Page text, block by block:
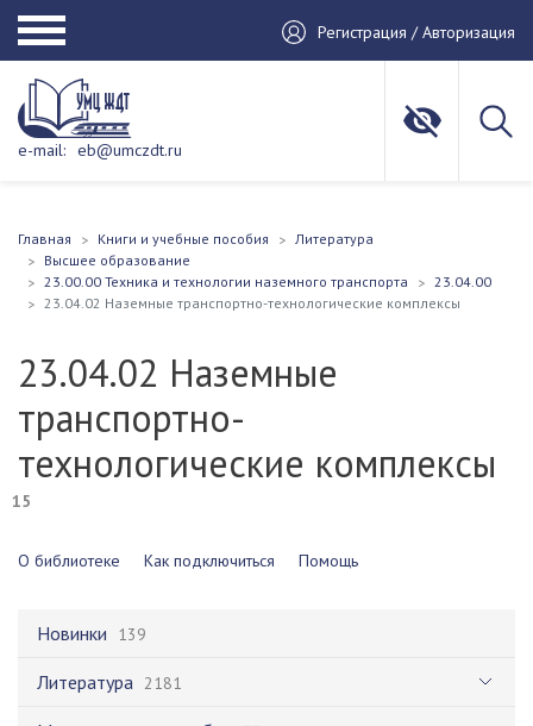
Регистрация / Авторизация
e-mail: eb@umczdt.ru
Главная Книги и учебные пособия
Литература
Высшее образование
23.00.00 Техника и технологии наземного транспорта
23.04.00
23.04.02 Наземные транспортно-технологические комплексы
23.04.02 Наземные
транспортно-
технологические комплексы
15
О библиотеке Как подключиться Помощь
Новинки 139
Литература 2181